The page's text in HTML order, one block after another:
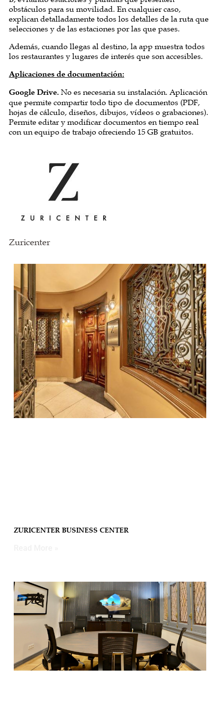
obstáculos para su movilidad. En cualquier caso,
explican detalladamente todos los detalles de la ruta que
selecciones y de las estaciones por las que pases.
Además, cuando llegas al destino, la app muestra todos
los restaurantes y lugares de interés que son accesibles.
Aplicaciones de documentación:
Google Drive. No es necesaria su instalación. Aplicación
que permite compartir todo tipo de documentos (PDF,
hojas de cálculo, diseños, dibujos, vídeos o grabaciones).
Permite editar y modificar documentos en tiempo real
con un equipo de trabajo ofreciendo 15 GB gratuitos.
Zuricenter
ZURICENTER BUSINESS CENTER